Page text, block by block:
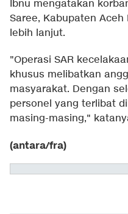
Ibnu mengatakan
Saree, Kabupaten
lebih lanjut.
"Operasi SAR
khusus melibatkan
masyarakat. Dengan
personel yang terlibat
masing-masing,"
(antara/fra)